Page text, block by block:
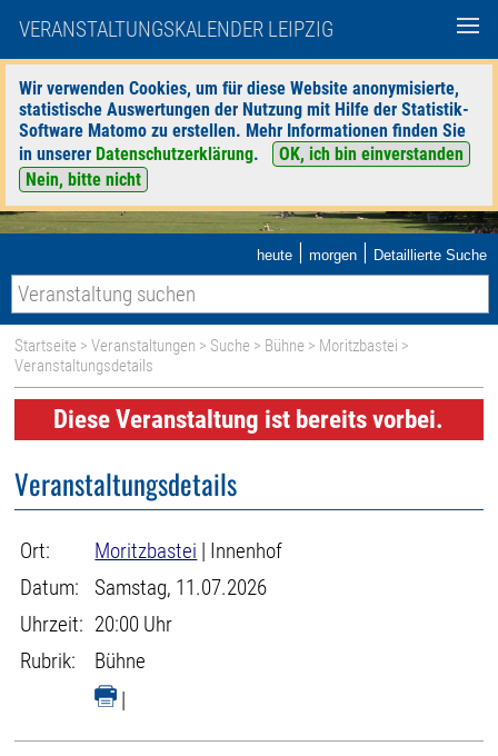
VERANSTALTUNGSKALENDER LEIPZIG
Wir verwenden Cookies, um für diese Website anonymisierte,
statistische Auswertungen der Nutzung mit Hilfe der Statistik-
Software Matomo zu erstellen. Mehr Informationen finden Sie
in unserer Datenschutzerklärung.
OK, ich bin einverstanden
Nein, bitte nicht
heute | morgen | Detaillierte Suche
Startseite >Veranstaltungen > Suche > Bühne > Moritzbastei >
Veranstaltungsdetails
Diese Veranstaltung ist bereits vorbei.
Veranstaltungsdetails
Ort: Moritzbastei | Innenhof
Datum:
Samstag, 11.07.2026
Uhrzeit: 20:00 Uhr
Rubrik:
Bühne
|